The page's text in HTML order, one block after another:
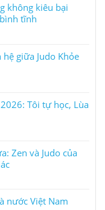
không kiêu bại
tĩnh
giữa Judo Khỏe
Tôi tự học, Lùa
Zen và Judo của
nước Việt Nam